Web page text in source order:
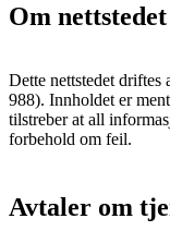
Om nettstedet
Dette nettstedet driftes
988). Innholdet er
tilstreber at all
forbehold om feil.
Avtaler om